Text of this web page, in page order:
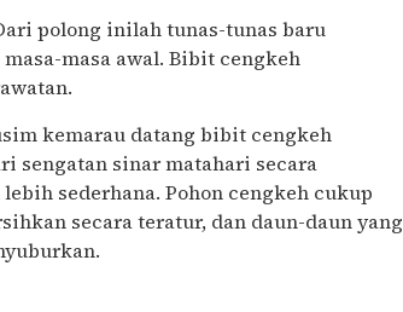
polong inilah tunas-tunas baru
masa awal. Bibit cengkeh
kemarau datang bibit cengkeh
sengatan sinar matahari secara
sederhana. Pohon cengkeh cukup
secara teratur, dan daun-daun yang